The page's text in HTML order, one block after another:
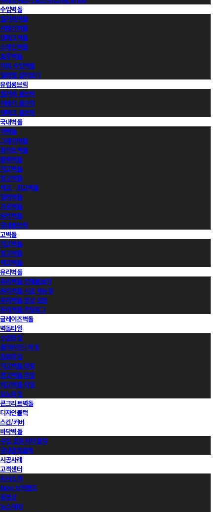
수입벽돌
벨기에벽돌
이태리벽돌
덴마크벽돌
스페인벽돌
호주벽돌
이외 수입벽돌
컬러별 살펴보기
유럽롱브릭
벨기에 롱브릭
이태리 롱브릭
덴마크 롱브릭
국내벽돌
적벽돌
그레이벽돌
화이트벽돌
블랙벽돌
적고벽돌
청고벽돌
백고ㆍ회고벽돌
컬러벽돌
가공벽돌
유약벽돌
국내롱브릭
고벽돌
적고벽돌
청고벽돌
백고벽돌
유리벽돌
유리벽돌 전제품보기
유리벽돌 시공 매뉴얼
유리벽돌 영상 모음
유리벽돌 카달로그
글레이즈벽돌
벽돌타일
수입타일
롱(와이드) 타일
점토타일
적고벽돌 타일
청고벽돌 타일
백고벽돌 타일
모노타일
콘크리트벽돌
디자인블럭
스킨/커버
바닥벽돌
수입 점토 바닥블럭
국내점토블록
시공사례
고객센터
회사소개
Now 브릭랜드
동영상
뉴스레터